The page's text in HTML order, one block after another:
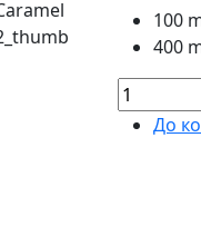
100
400
До